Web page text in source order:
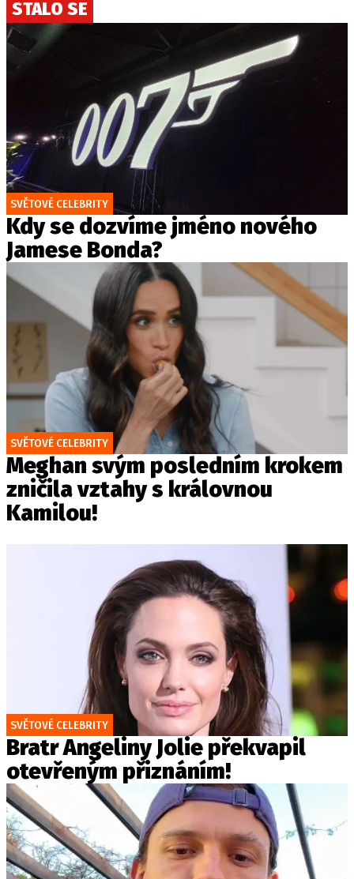
STALO SE
SVĚTOVÉ CELEBRITY
Kdy se dozvíme jméno nového
Jamese Bonda?
SVĚTOVÉ CELEBRITY
Meghan svým posledním krokem
zničila vztahy s královnou
Kamilou!
SVĚTOVÉ CELEBRITY
Bratr Angeliny Jolie překvapil
otevřeným přiznáním!